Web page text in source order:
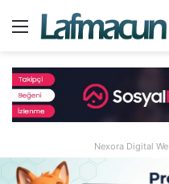
Menü
Nexora Digital